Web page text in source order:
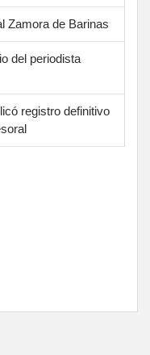
Zamora de Barinas
del periodista
registro definitivo